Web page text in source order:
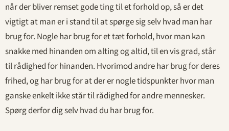
når der bliver remset gode ting til et forhold op, så er det
vigtigt at man er i stand til at spørge sig selv hvad man har
brug for. Nogle har brug for et tæt forhold, hvor man kan
snakke med hinanden om alting og altid, til en vis grad, står
til rådighed for hinanden. Hvorimod andre har brug for deres
frihed, og har brug for at der er nogle tidspunkter hvor man
ganske enkelt ikke står til rådighed for andre mennesker.
Spørg derfor dig selv hvad du har brug for.